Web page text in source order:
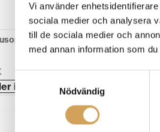
Vi använder
sociala medier och analysera
till de sociala medier och
med annan information som
Nödvändig
väljas
på
produktsidan
info »
produkten